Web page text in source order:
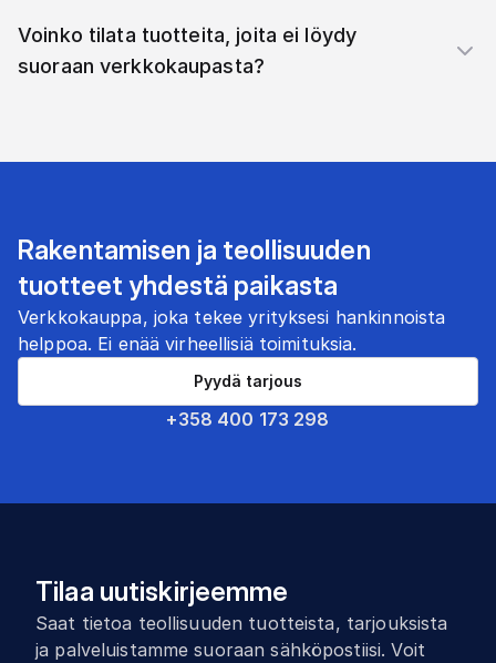
Voinko tilata tuotteita, joita ei löydy
suoraan verkkokaupasta?
Rakentamisen ja teollisuuden
tuotteet yhdestä paikasta
Verkkokauppa, joka tekee yrityksesi hankinnoista
helppoa. Ei enää virheellisiä toimituksia.
+358 400 173 298
Pyydä tarjous
Tilaa uutiskirjeemme
Saat tietoa teollisuuden tuotteista, tarjouksista
ja palveluistamme suoraan sähköpostiisi. Voit